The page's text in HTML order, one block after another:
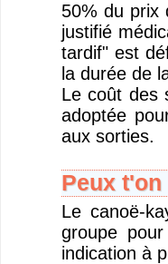
50% du prix
justifié
tardif" est
la durée de
Le coût des
adoptée
aux sorties.
Peux
Le canoë-
groupe
indication à